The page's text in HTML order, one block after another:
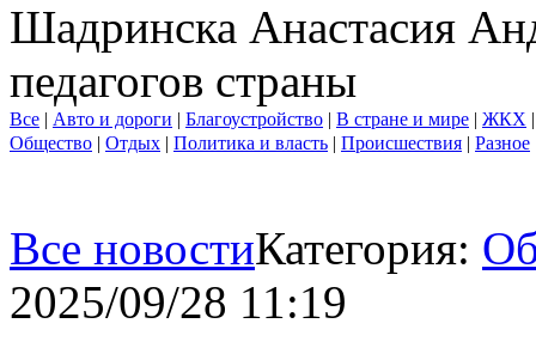
Шадринска Анастасия
педагогов страны
Все | Авто и дороги | Благоустройство | В стране и мире | ЖКХ
Общество | Отдых | Политика и власть | Происшествия | Разное
Все новостиКатегория:
2025/09/28 11:19